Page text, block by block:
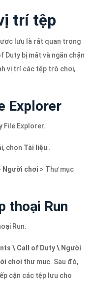
trí tệp
lưu là rất quan trọng
Duty bị mất và ngăn chặn
vị trí các tệp trò chơi,
Explorer
File Explorer.
chọn Tài liệu .
Người chơi > Thư mục
thoại Run
Run.
\ Call of Duty \ Người
chơi thư mục. Sau đó,
cận các tệp lưu cho